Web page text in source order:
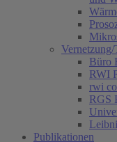
Vernetzung/
Büro
RWI
rwi
RGS
Publikationen